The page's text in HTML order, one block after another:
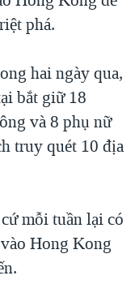
NAM
HẢI SÂM
NÔNG THÔN MỸ
phá.
hai ngày qua,
bắt giữ 18
và 8 phụ nữ
truy quét 10 địa
mỗi tuần lại có
Hong Kong